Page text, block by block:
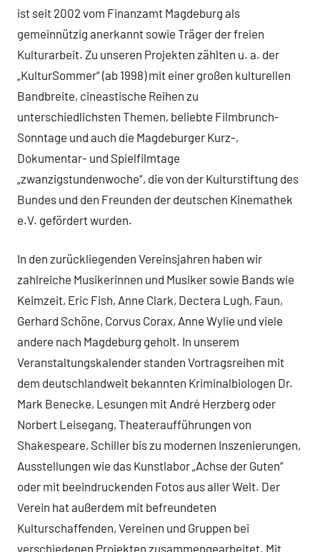
ist seit 2002 vom Finanzamt Magdeburg als
gemeinnützig anerkannt sowie Träger der freien
Kulturarbeit. Zu unseren Projekten zählten u. a. der
„KulturSommer“ (ab 1998) mit einer großen kulturellen
Bandbreite, cineastische Reihen zu
unterschiedlichsten Themen, beliebte Filmbrunch-
Sonntage und auch die Magdeburger Kurz-,
Dokumentar- und Spielfilmtage
„zwanzigstundenwoche“, die von der Kulturstiftung des
Bundes und den Freunden der deutschen Kinemathek
e.V. gefördert wurden.
In den zurückliegenden Vereinsjahren haben wir
zahlreiche Musikerinnen und Musiker sowie Bands wie
Keimzeit, Eric Fish, Anne Clark, Dectera Lugh, Faun,
Gerhard Schöne, Corvus Corax, Anne Wylie und viele
andere nach Magdeburg geholt. In unserem
Veranstaltungskalender standen Vortragsreihen mit
dem deutschlandweit bekannten Kriminalbiologen Dr.
Mark Benecke, Lesungen mit André Herzberg oder
Norbert Leisegang, Theateraufführungen von
Shakespeare, Schiller bis zu modernen Inszenierungen,
Ausstellungen wie das Kunstlabor „Achse der Guten“
oder mit beeindruckenden Fotos aus aller Welt. Der
Verein hat außerdem mit befreundeten
Kulturschaffenden, Vereinen und Gruppen bei
verschiedenen Projekten zusammengearbeitet. Mit